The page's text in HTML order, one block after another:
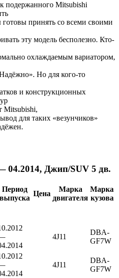
подержанного Mitsubishi
готовы принять со всеми своими
эту модель бесполезно. Кто-
охлаждаемым вариатором,
Но для кого-то
и конструкционных
Mitsubishi,
для таких «везунчиков»
04.2014, Джип/SUV 5 дв.
Период
выпуска
Цена
Марка
двигателя
Марка
кузова
4J11
DBA-
GF7W
4J11
DBA-
GF7W